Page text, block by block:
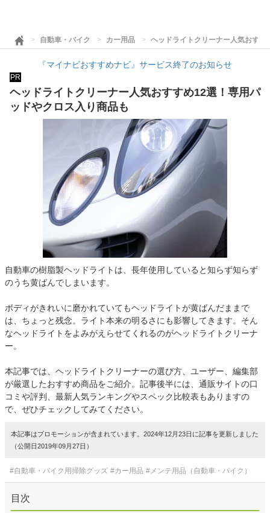
自動車・バイク カー用品 ヘッドライトクリーナー人気おす
『マイナビおすすめナビ』サービス終了のお知らせ
PR
ヘッドライトクリーナー人気おすすめ12選！専用パ
ッドやクロス入り商品も
自動車の樹脂製ヘッドライトは、長年使用していると知らず知らず
のうち黄ばんでしまいます。
ボディがきれいに磨かれていてもヘッドライトが黄ばんだままで
は、ちょっと残念。ライト本来の明るさにも影響してきます。そん
なヘッドライトをよみがえらせてくれるのがヘッドライトクリーナ
ー。
本記事では、ヘッドライトクリーナーの選び方、ユーザー、編集部
が厳選したおすすめ商品をご紹介。記事後半には、通販サイトの口
コミや評判、最新人気ランキングやスペック比較表もありますの
で、ぜひチェックしてみてください。
本記事はプロモーションが含まれています。2024年12月23日に記事を更新しました
（公開日2019年09月27日）
#自動車・バイク用掃除グッズ #カー用品 #メンテ用品（自動車・バイク）
目次